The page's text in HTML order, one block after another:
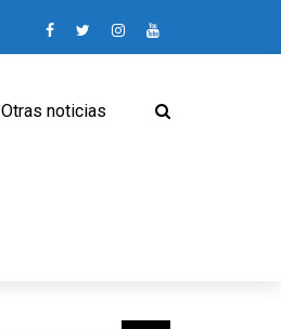
Otras noticias